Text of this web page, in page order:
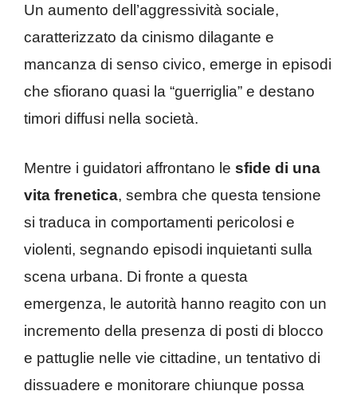
Un aumento dell’aggressività sociale,
caratterizzato da cinismo dilagante e
mancanza di senso civico, emerge in episodi
che sfiorano quasi la “guerriglia” e destano
timori diffusi nella società.
Mentre i guidatori affrontano le sfide di una
vita frenetica, sembra che questa tensione
si traduca in comportamenti pericolosi e
violenti, segnando episodi inquietanti sulla
scena urbana. Di fronte a questa
emergenza, le autorità hanno reagito con un
incremento della presenza di posti di blocco
e pattuglie nelle vie cittadine, un tentativo di
dissuadere e monitorare chiunque possa